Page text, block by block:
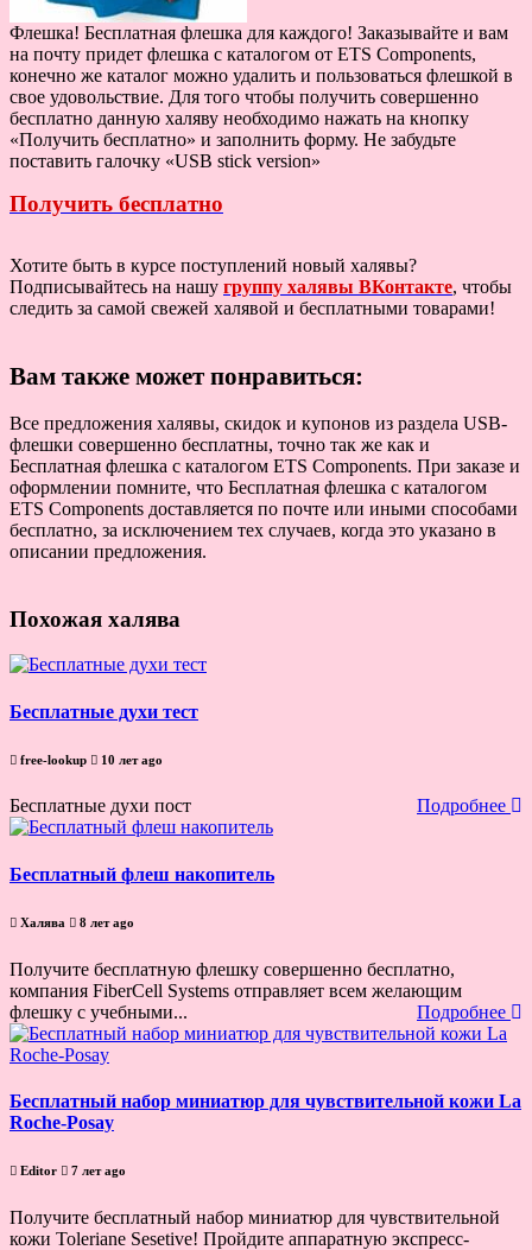
Флешка! Бесплатная флешка для каждого! Заказывайте и вам
на почту придет флешка с каталогом от ETS Components,
конечно же каталог можно удалить и пользоваться флешкой в
свое удовольствие. Для того чтобы получить совершенно
бесплатно данную халяву необходимо нажать на кнопку
«Получить бесплатно» и заполнить форму. Не забудьте
поставить галочку «USB stick version»
Получить бесплатно
Хотите быть в курсе поступлений новый халявы?
Подписывайтесь на нашу группу халявы ВКонтакте, чтобы
следить за самой свежей халявой и бесплатными товарами!
Вам также может понравиться:
Все предложения халявы, скидок и купонов из раздела USB-
флешки совершенно бесплатны, точно так же как и
Бесплатная флешка с каталогом ETS Components. При заказе и
оформлении помните, что Бесплатная флешка с каталогом
ETS Components доставляется по почте или иными способами
бесплатно, за исключением тех случаев, когда это указано в
описании предложения.
Похожая халява
Бесплатные духи тест
free-lookup 10 лет ago
Бесплатные духи пост Подробнее
Бесплатный флеш накопитель
Халява 8 лет ago
Получите бесплатную флешку совершенно бесплатно,
компания FiberCell Systems отправляет всем желающим
флешку с учебными...
Подробнее
Бесплатный набор миниатюр для чувствительной кожи La
Roche-Posay
Editor 7 лет ago
Получите бесплатный набор миниатюр для чувствительной
кожи Toleriane Sesetive! Пройдите аппаратную экспресс-